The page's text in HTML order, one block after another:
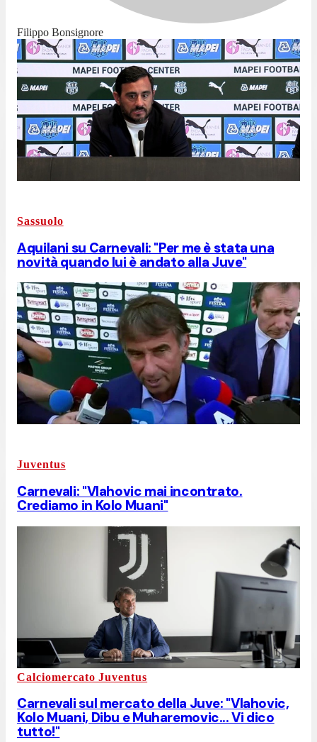
Filippo Bonsignore
Sassuolo
Aquilani su Carnevali: "Per me è stata una
novità quando lui è andato alla Juve"
Juventus
Carnevali: "Vlahovic mai incontrato.
Crediamo in Kolo Muani"
Calciomercato Juventus
Carnevali sul mercato della Juve: "Vlahovic,
Kolo Muani, Dibu e Muharemovic... Vi dico
tutto!"